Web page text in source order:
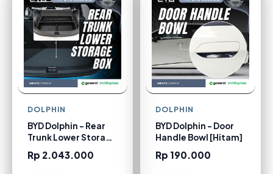
DOLPHIN
BYD Dolphin - Rear
Trunk Lower Storage
Rp 2.043.000
DOLPHIN
BYD Dolphin - Door
Handle Bowl [Hitam]
Rp 190.000